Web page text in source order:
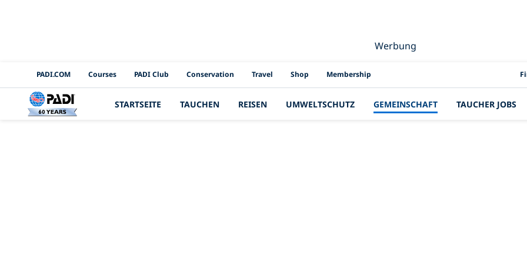
Werbung
PADI Channels
PADI.COM Courses PADI Club Conservation Travel Shop Membership
STARTSEITE TAUCHEN REISEN UMWELTSCHUTZ GEMEINSCHAFT TAUCHER JOBS